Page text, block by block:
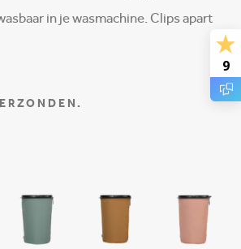
9
in je wasmachine. Clips apart